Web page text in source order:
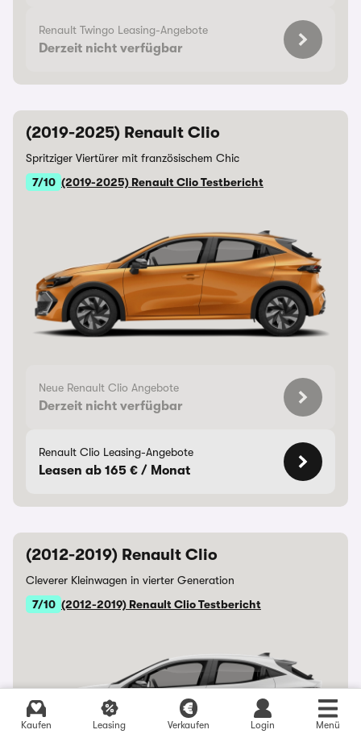
Kaufen Leasing Verkaufen Login Menü
Renault Twingo Leasing-Angebote
Derzeit nicht verfügbar
(2019-2025) Renault Clio
Spritziger Viertürer mit französischem Chic
7/10 (2019-2025) Renault Clio Testbericht
Neue Renault Clio Angebote
Derzeit nicht verfügbar
Renault Clio Leasing-Angebote
Leasen ab 165 € / Monat
(2012-2019) Renault Clio
Cleverer Kleinwagen in vierter Generation
7/10 (2012-2019) Renault Clio Testbericht